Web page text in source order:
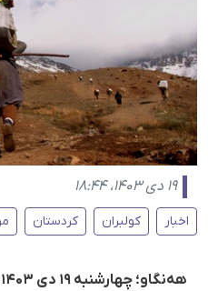
۱۹ دی ۱۴۰۳، ۱۸:۴۴
اخبار کولبران کردستان
هەنگاو؛ چهارشنبه ۱۹ دی ۱۴۰۳